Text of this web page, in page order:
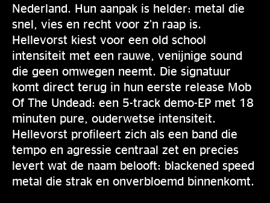
Nederland. Hun aanpak is helder: metal die
snel, vies en recht voor z’n raap is.
Hellevorst kiest voor een old school
intensiteit met een rauwe, venijnige sound
die geen omwegen neemt. Die signatuur
komt direct terug in hun eerste release Mob
Of The Undead: een 5-track demo-EP met 18
minuten pure, ouderwetse intensiteit.
Hellevorst profileert zich als een band die
tempo en agressie centraal zet en precies
levert wat de naam belooft: blackened speed
metal die strak en onverbloemd binnenkomt.